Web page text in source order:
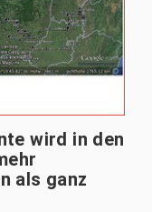
wird in den
als ganz